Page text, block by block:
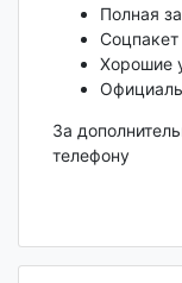
Полная
Соцпакет
Хорошие
За
телефону